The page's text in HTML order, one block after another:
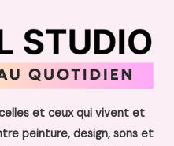
celles et ceux qui vivent et
peinture, design, sons et